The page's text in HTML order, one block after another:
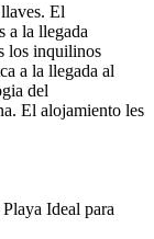
El
a la llegada
los inquilinos
a la llegada al
del
El alojamiento les
Ideal para